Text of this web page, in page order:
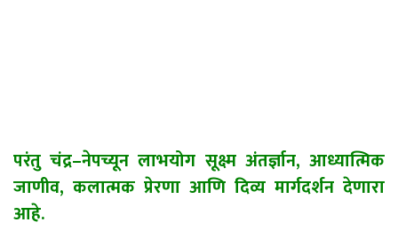
परंतु चंद्र–नेपच्यून लाभयोग सूक्ष्म अंतर्ज्ञान, आध्यात्मिक
जाणीव, कलात्मक प्रेरणा आणि दिव्य मार्गदर्शन देणारा
आहे.